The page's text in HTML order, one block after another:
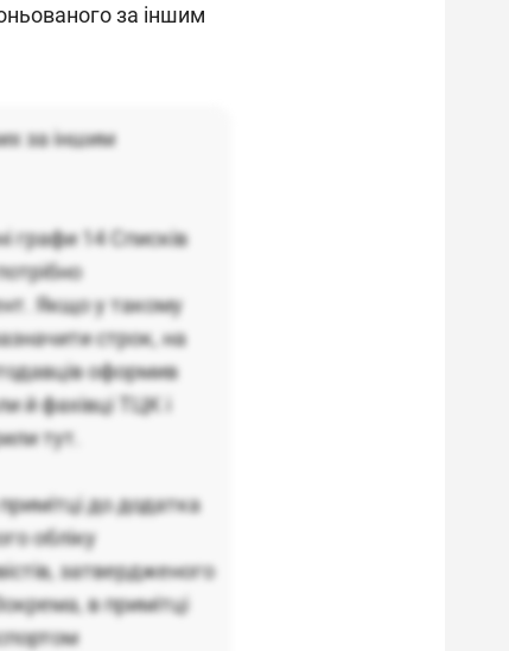
за іншим
за іншим
графи 14 Списків
Якщо у такому
строк, на
оформив
фахівці ТЦК і
тут.
до додатка
обліку
затвердженого
в примітці